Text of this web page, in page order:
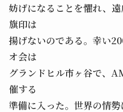
妨げになることを懼れ、
旗印は
揚げないのである。幸い
オ会は
グランドヒル市ヶ谷で、
催する
準備に入った。世界の情